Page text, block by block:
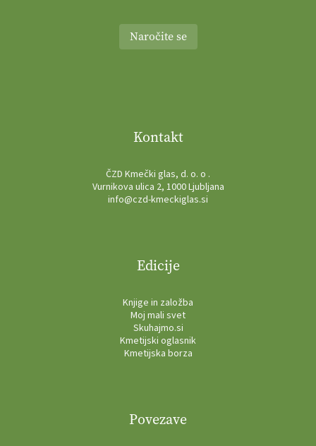
Naročite se
Kontakt
ČZD Kmečki glas, d. o. o .
Vurnikova ulica 2, 1000 Ljubljana
info@czd-kmeckiglas.si
Edicije
Knjige in založba
Moj mali svet
Skuhajmo.si
Kmetijski oglasnik
Kmetijska borza
Povezave